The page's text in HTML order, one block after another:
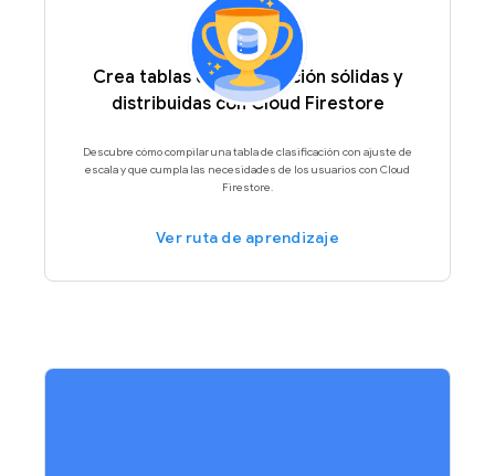
Crea tablas de clasificación sólidas y
distribuidas con Cloud Firestore
Descubre cómo compilar una tabla de clasificación con ajuste de
escala y que cumpla las necesidades de los usuarios con Cloud
Firestore.
Ver ruta de aprendizaje